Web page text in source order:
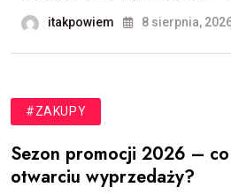
itakpowiem 8 sierpnia,
#ZAKUPY
Sezon promocji 2026 –
otwarciu wyprzedaży?